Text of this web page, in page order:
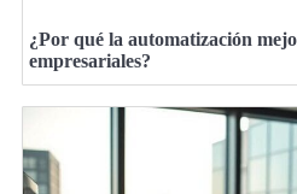
¿Por qué la automatización
empresariales?